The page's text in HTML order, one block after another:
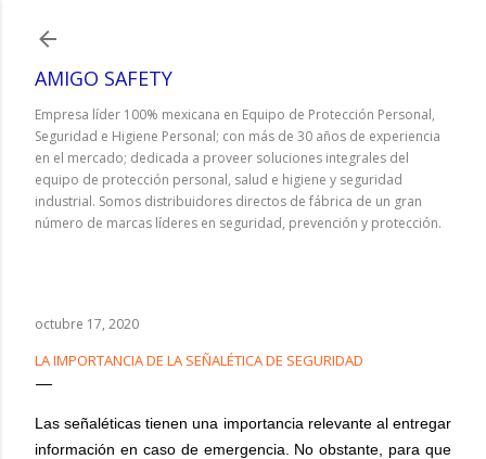
AMIGO SAFETY
Empresa líder 100% mexicana en Equipo de Protección Personal,
Seguridad e Higiene Personal; con más de 30 años de experiencia
en el mercado; dedicada a proveer soluciones integrales del
equipo de protección personal, salud e higiene y seguridad
industrial. Somos distribuidores directos de fábrica de un gran
número de marcas líderes en seguridad, prevención y protección.
octubre 17, 2020
LA IMPORTANCIA DE LA SEÑALÉTICA DE SEGURIDAD
Las señaléticas tienen una importancia relevante al entregar
información en caso de emergencia. No obstante, para que